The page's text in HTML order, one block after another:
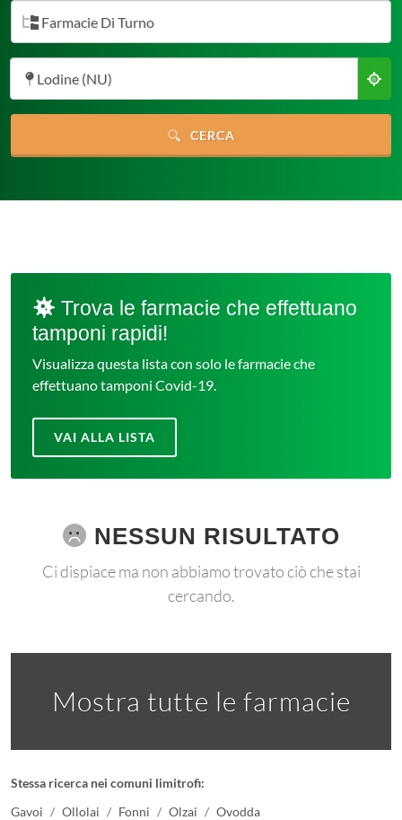
Farmacie Di Turno
Lodine (NU)
CERCA
Trova le farmacie che effettuano
tamponi rapidi!
Visualizza questa lista con solo le farmacie che
effettuano tamponi Covid-19.
VAI ALLA LISTA
NESSUN RISULTATO
Ci dispiace ma non abbiamo trovato ciò che stai
cercando.
Mostra tutte le farmacie
Stessa ricerca nei comuni limitrofi:
Gavoi
Ollolai Fonni Olzai Ovodda